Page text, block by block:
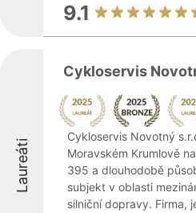
9.1
Laureáti
Cykloservis
Cykloservis Novotný
Moravském Krumlově
395 a dlouhodobě
subjekt v oblasti
silniční dopravy. Firma,